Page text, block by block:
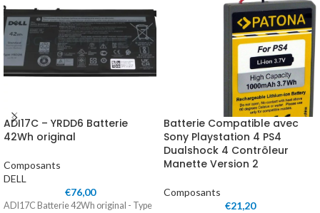
ADI17C – YRDD6 Batterie
42Wh original
Composants
DELL
€76,00
ADI17C Batterie 42Wh original - Type
Batterie Compatible avec
Sony Playstation 4 PS4
Dualshock 4 Contrôleur
Manette Version 2
Composants
€21,20